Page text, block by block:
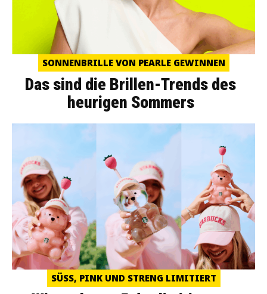
SONNENBRILLE VON PEARLE GEWINNEN
Das sind die Brillen-Trends des
heurigen Sommers
SÜSS, PINK UND STRENG LIMITIERT